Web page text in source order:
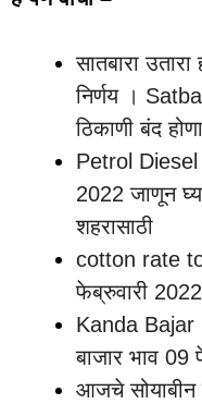
सातबारा
निर्णय ।
ठिकाणी बंद
Petrol Diesel
2022 जाणून
शहरासाठी
cotton rate
फेब्रुवारी 2022
Kanda
बाजार भाव 09
आजचे सोयाबीन